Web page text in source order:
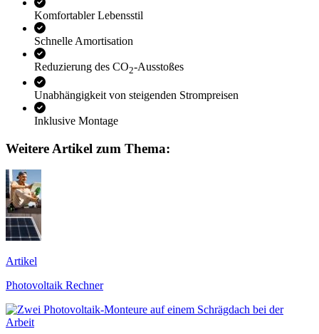
Komfortabler Lebensstil
Schnelle Amortisation
Reduzierung des CO2-Ausstoßes
Unabhängigkeit von steigenden Strompreisen
Inklusive Montage
Weitere Artikel zum Thema:
Artikel
Photovoltaik Rechner